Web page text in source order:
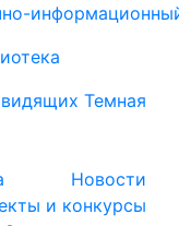
Темная
Новости
и конкурсы